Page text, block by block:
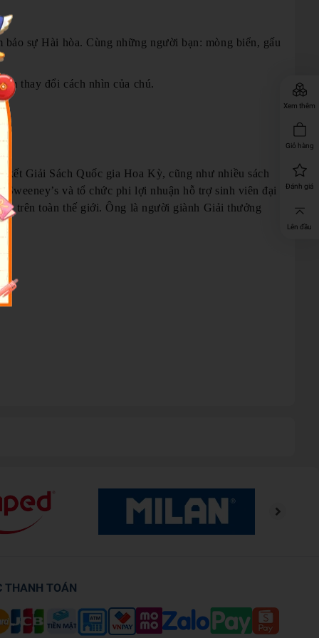
Xem thêm
Giỏ hàng
Đánh giá
Lên đầu
sự Hài hòa. Cùng những người bạn: mòng biển, gấu
thay đổi cách nhìn của chú.
kết Giải Sách Quốc gia Hoa Kỳ, cũng như nhiều sách
và tổ chức phi lợi nhuận hỗ trợ sinh viên đại
trên toàn thế giới. Ông là người giành Giải thưởng
THANH TOÁN